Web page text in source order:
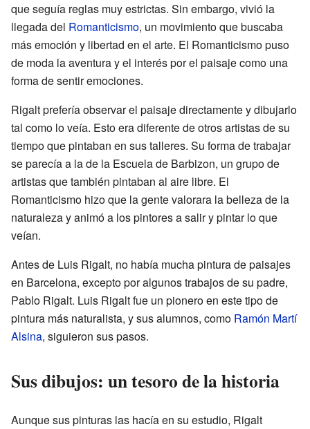
que seguía reglas muy estrictas. Sin embargo, vivió la
llegada del Romanticismo, un movimiento que buscaba
más emoción y libertad en el arte. El Romanticismo puso
de moda la aventura y el interés por el paisaje como una
forma de sentir emociones.
Rigalt prefería observar el paisaje directamente y dibujarlo
tal como lo veía. Esto era diferente de otros artistas de su
tiempo que pintaban en sus talleres. Su forma de trabajar
se parecía a la de la Escuela de Barbizon, un grupo de
artistas que también pintaban al aire libre. El
Romanticismo hizo que la gente valorara la belleza de la
naturaleza y animó a los pintores a salir y pintar lo que
veían.
Antes de Luis Rigalt, no había mucha pintura de paisajes
en Barcelona, excepto por algunos trabajos de su padre,
Pablo Rigalt. Luis Rigalt fue un pionero en este tipo de
pintura más naturalista, y sus alumnos, como Ramón Martí
Alsina, siguieron sus pasos.
Sus dibujos: un tesoro de la historia
Aunque sus pinturas las hacía en su estudio, Rigalt